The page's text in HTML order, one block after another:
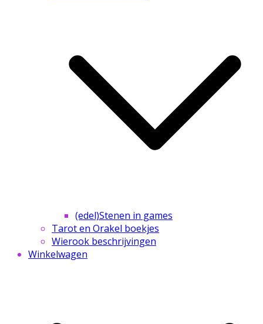
(edel)Stenen in games
Tarot en Orakel boekjes
Wierook beschrijvingen
Winkelwagen